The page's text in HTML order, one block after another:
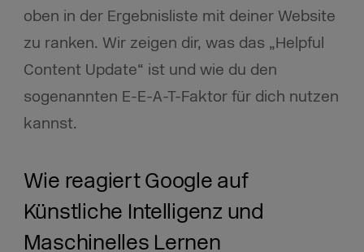
oben in der Ergebnisliste mit deiner Website
zu ranken. Wir zeigen dir, was das „Helpful
Content Update“ ist und wie du den
sogenannten E-E-A-T-Faktor für dich nutzen
kannst.
Wie reagiert Google auf
Künstliche Intelligenz und
Maschinelles Lernen